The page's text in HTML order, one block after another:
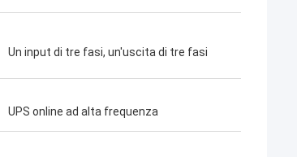
Un input di tre fasi, un'uscita di tre fasi
UPS online ad alta frequenza